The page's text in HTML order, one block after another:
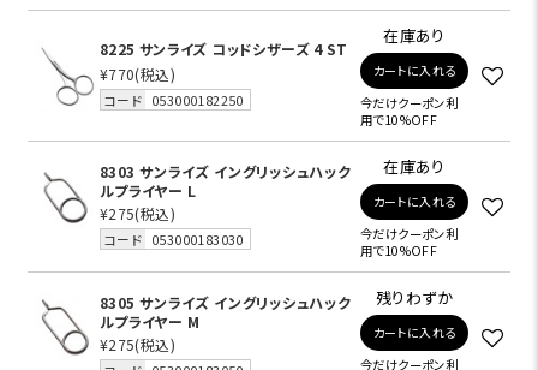
8225 サンライズ コッドシザーズ 4 ST
¥770(税込)
コード 053000182250
在庫あり
カートに入れる
今だけクーポン利
用で10%OFF
8303 サンライズ イングリッシュハック
ルプライヤー L
¥275(税込)
コード 053000183030
在庫あり
カートに入れる
今だけクーポン利
用で10%OFF
8305 サンライズ イングリッシュハック
ルプライヤー M
¥275(税込)
残りわずか
カートに入れる
今だけクーポン利